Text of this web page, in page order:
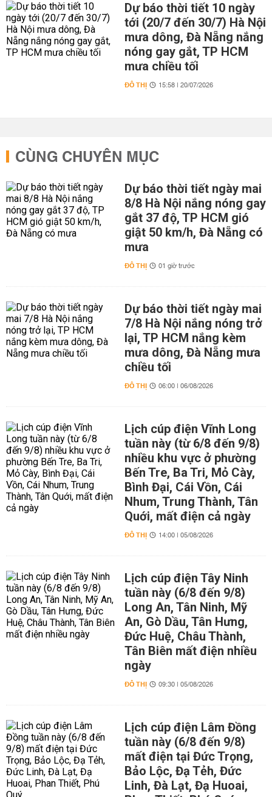
Dự báo thời tiết 10 ngày
tới (20/7 đến 30/7) Hà Nội
mưa dông, Đà Nẵng nắng
nóng gay gắt, TP HCM
mưa chiều tối
ĐÔ THỊ 15:58 | 20/07/2026
CÙNG CHUYÊN MỤC
Dự báo thời tiết ngày mai
8/8 Hà Nội nắng nóng gay
gắt 37 độ, TP HCM gió
giật 50 km/h, Đà Nẵng có
mưa
ĐÔ THỊ 01 giờ trước
Dự báo thời tiết ngày mai
7/8 Hà Nội nắng nóng trở
lại, TP HCM nắng kèm
mưa dông, Đà Nẵng mưa
chiều tối
ĐÔ THỊ 06:00 | 06/08/2026
Lịch cúp điện Vĩnh Long
tuần này (từ 6/8 đến 9/8)
nhiều khu vực ở phường
Bến Tre, Ba Tri, Mỏ Cày,
Bình Đại, Cái Vồn, Cái
Nhum, Trung Thành, Tân
Quới, mất điện cả ngày
ĐÔ THỊ 14:00 | 05/08/2026
Lịch cúp điện Tây Ninh
tuần này (6/8 đến 9/8)
Long An, Tân Ninh, Mỹ
An, Gò Dầu, Tân Hưng,
Đức Huệ, Châu Thành,
Tân Biên mất điện nhiều
ngày
ĐÔ THỊ 09:30 | 05/08/2026
Lịch cúp điện Lâm Đồng
tuần này (6/8 đến 9/8)
mất điện tại Đức Trọng,
Bảo Lộc, Đạ Tẻh, Đức
Linh, Đà Lạt, Đạ Huoai,